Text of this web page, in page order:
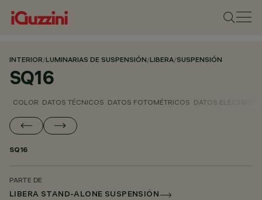
INTERIOR/LUMINARIAS DE SUSPENSIÓN/LIBERA/SUSPENSIÓN
SQ16
COLOR DATOS TÉCNICOS DATOS FOTOMÉTRICOS DATOS
SQ16
PARTE DE
LIBERA STAND-ALONE SUSPENSIÓN